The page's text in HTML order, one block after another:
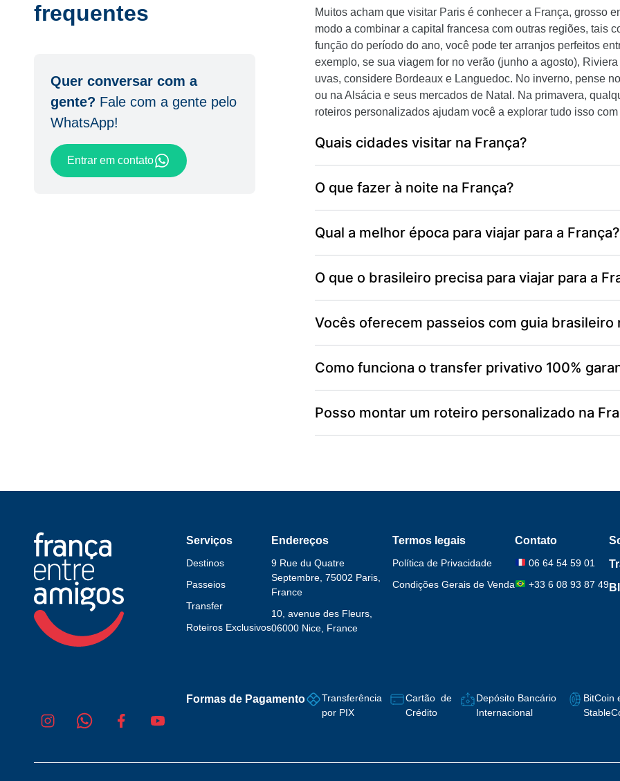
frequentes
Quer conversar com a
gente? Fale com a gente pelo
WhatsApp!
Entrar em contato
Muitos acham que visitar Paris é conhecer a França, grosso
modo a combinar a capital francesa com outras regiões, tais
função do período do ano, você pode ter arranjos perfeitos
exemplo, se sua viagem for no verão (junho a agosto),
uvas, considere Bordeaux e Languedoc. No inverno, pense
ou na Alsácia e seus mercados de Natal. Na primavera,
roteiros personalizados ajudam você a explorar tudo isso
Quais cidades visitar na França?
O que fazer à noite na França?
Qual a melhor época para viajar para a França?
O que o brasileiro precisa para viajar para a
Vocês oferecem passeios com guia brasileiro
Como funciona o transfer privativo 100%
Posso montar um roteiro personalizado na
Serviços
Destinos
Passeios
Transfer
Roteiros Exclusivos
Endereços
9 Rue du Quatre
Septembre, 75002 Paris,
France
10, avenue des Fleurs,
06000 Nice, France
Termos legais
Política de Privacidade
Condições Gerais de Venda
Contato
06 64 54 59 01
+33 6 08 93 87 49
Formas de Pagamento
Transferência
por PIX
Cartão de
Crédito
Depósito Bancário
Internacional
BitCoin